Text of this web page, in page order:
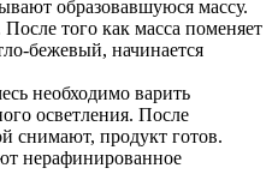
образовавшуюся массу.
того как масса поменяет
бежевый, начинается
необходимо варить
осветления. После
снимают, продукт готов.
нерафинированное